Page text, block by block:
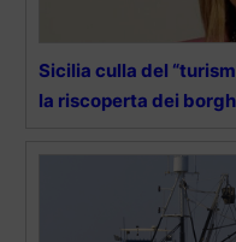
Sicilia culla del
la riscoperta dei